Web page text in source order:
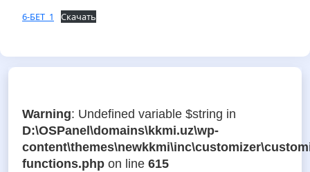
6-БЕТ_1 Скачать
Warning: Undefined variable $string in
D:\OSPanel\domains\kkmi.uz\wp-
functions.php on line 615